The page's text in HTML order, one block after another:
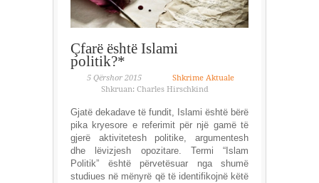
Çfarë është Islami
politik?*
5 Qërshor 2015
Shkrime Aktuale
Shkruan: Charles Hirschkind
Gjatë dekadave të fundit, Islami është bërë
pika kryesore e referimit për një gamë të
gjerë aktivitetesh politike, argumentesh
dhe lëvizjesh opozitare. Termi “Islam
Politik” është përvetësuar nga shumë
studiues në mënyrë që të identifikojnë këtë